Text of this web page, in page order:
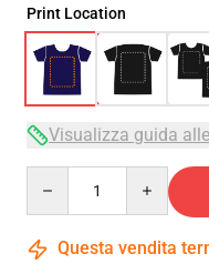
Print Location
Visualizza guida
Questa vendita